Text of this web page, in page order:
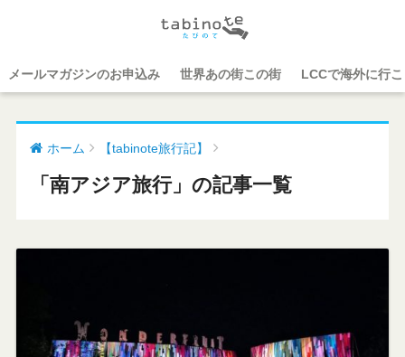
メールマガジンのお申込み 世界あの街この街 LCCで海外に行
ホーム 【tabinote旅行記】
「南アジア旅行」の記事一覧